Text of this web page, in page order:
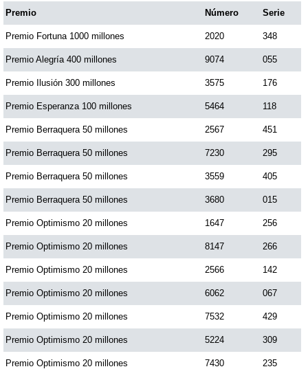
Premio Número Serie
Premio Fortuna 1000 millones 2020 348
Premio Alegría 400 millones 9074 055
Premio Ilusión 300 millones 3575 176
Premio Esperanza 100 millones 5464 118
Premio Berraquera 50 millones 2567 451
Premio Berraquera 50 millones 7230 295
Premio Berraquera 50 millones 3559 405
Premio Berraquera 50 millones 3680 015
Premio Optimismo 20 millones 1647 256
Premio Optimismo 20 millones 8147 266
Premio Optimismo 20 millones 2566 142
Premio Optimismo 20 millones 6062 067
Premio Optimismo 20 millones 7532 429
Premio Optimismo 20 millones 5224 309
Premio Optimismo 20 millones 7430 235